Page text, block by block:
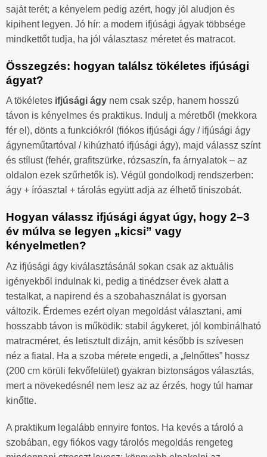
saját terét; a kényelem pedig azért, hogy jól aludjon és
kipihent legyen. Jó hír: a modern ifjúsági ágyak többsége
mindkettőt tudja, ha jól választasz méretet és matracot.
Összegzés: hogyan találsz tökéletes ifjúsági
ágyat?
A tökéletes ifjúsági ágy nem csak szép, hanem hosszú
távon is kényelmes és praktikus. Indulj a méretből (mekkora
fér el), dönts a funkciókról (fiókos ifjúsági ágy / ifjúsági ágy
ágyneműtartóval / kihúzható ifjúsági ágy), majd válassz színt
és stílust (fehér, grafitszürke, rózsaszín, fa árnyalatok – az
oldalon ezek szűrhetők is). Végül gondolkodj rendszerben:
ágy + íróasztal + tárolás együtt adja az élhető tiniszobát.
Hogyan válassz ifjúsági ágyat úgy, hogy 2–3
év múlva se legyen „kicsi” vagy
kényelmetlen?
Az ifjúsági ágy kiválasztásánál sokan csak az aktuális
igényekből indulnak ki, pedig a tinédzser évek alatt a
testalkat, a napirend és a szobahasználat is gyorsan
változik. Érdemes ezért olyan megoldást választani, ami
hosszabb távon is működik: stabil ágykeret, jól kombinálható
matracméret, és letisztult dizájn, amit később is szívesen
néz a fiatal. Ha a szoba mérete engedi, a „felnőttes” hossz
(200 cm körüli fekvőfelület) gyakran biztonságos választás,
mert a növekedésnél nem lesz az az érzés, hogy túl hamar
kinőtte.
A praktikum legalább ennyire fontos. Ha kevés a tároló a
szobában, egy fiókos vagy tárolós megoldás rengeteg